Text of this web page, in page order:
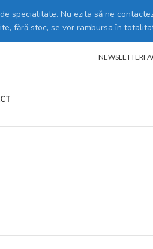
specialitate. Nu ezita să ne
fără stoc, se vor rambursa în
NEWSLETTER